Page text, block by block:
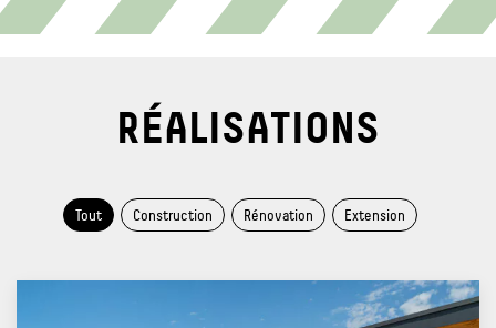
RÉALISATIONS
Tout Construction Rénovation Extension